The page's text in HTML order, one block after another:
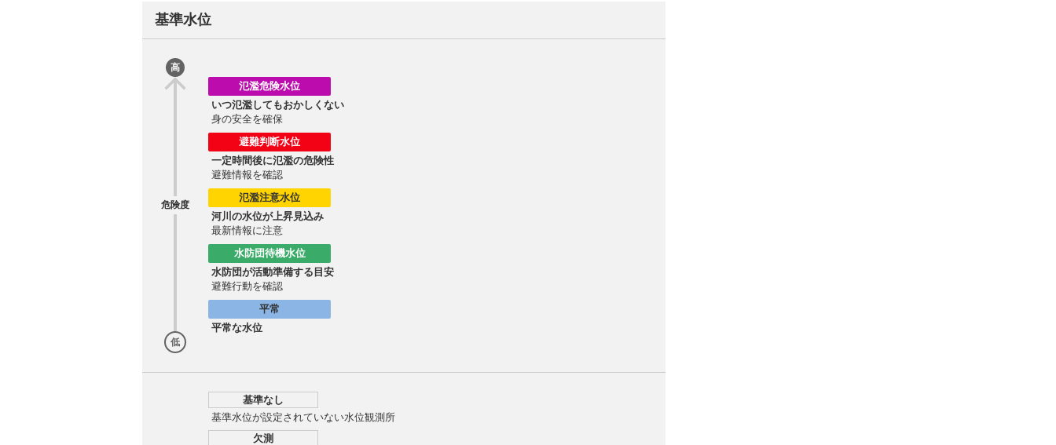
基準水位
高
危険度
低
氾濫危険水位
いつ氾濫してもおかしくない
身の安全を確保
避難判断水位
一定時間後に氾濫の危険性
避難情報を確認
氾濫注意水位
河川の水位が上昇見込み
最新情報に注意
水防団待機水位
水防団が活動準備する目安
避難行動を確認
平常
平常な水位
基準なし
基準水位が設定されていない水位観測所
欠測